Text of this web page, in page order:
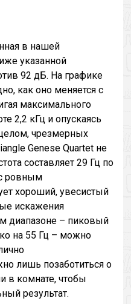
в нашей
указанной
92 дБ. На графике
как оно меняется с
максимального
2,2 кГц и опускаясь
чрезмерных
Genese Quartet не
составляет 29 Гц по
ровным
хороший, увесистый
искажения
диапазоне – пиковый
на 55 Гц – можно
лишь позаботиться о
в комнате, чтобы
результат.